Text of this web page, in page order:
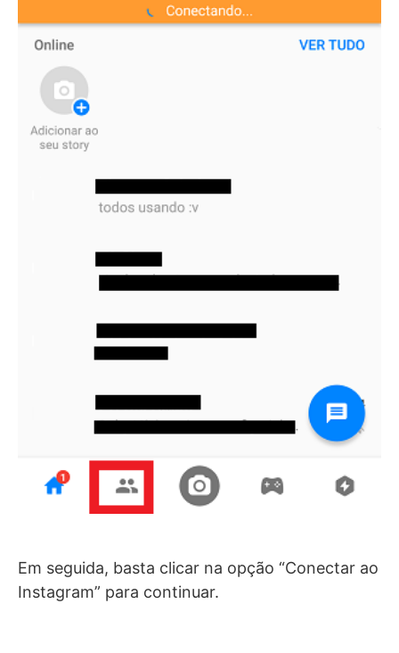
Em seguida, basta clicar na opção “Conectar ao
Instagram” para continuar.